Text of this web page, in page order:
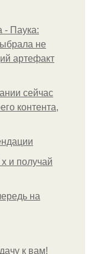
- Паука:
не
артефакт
сейчас
контента,
и получай
на
к вам!